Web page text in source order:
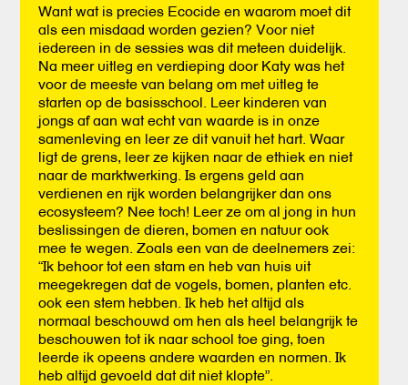
Want wat is precies Ecocide en waarom moet dit
als een misdaad worden gezien? Voor niet
iedereen in de sessies was dit meteen duidelijk.
Na meer uitleg en verdieping door Katy was het
voor de meeste van belang om met uitleg te
starten op de basisschool. Leer kinderen van
jongs af aan wat echt van waarde is in onze
samenleving en leer ze dit vanuit het hart. Waar
ligt de grens, leer ze kijken naar de ethiek en niet
naar de marktwerking. Is ergens geld aan
verdienen en rijk worden belangrijker dan ons
ecosysteem? Nee toch! Leer ze om al jong in hun
beslissingen de dieren, bomen en natuur ook
mee te wegen. Zoals een van de deelnemers zei:
“Ik behoor tot een stam en heb van huis uit
meegekregen dat de vogels, bomen, planten etc.
ook een stem hebben. Ik heb het altijd als
normaal beschouwd om hen als heel belangrijk te
beschouwen tot ik naar school toe ging, toen
leerde ik opeens andere waarden en normen. Ik
heb altijd gevoeld dat dit niet klopte”.